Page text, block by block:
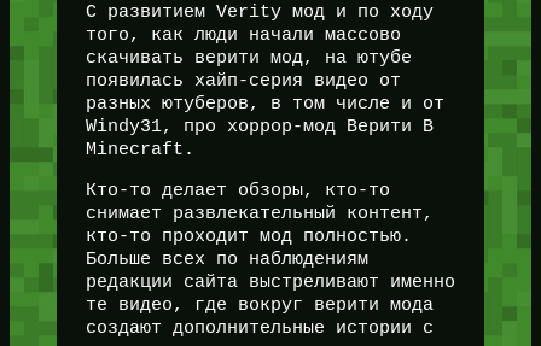
С развитием Verity мод и по ходу
того, как люди начали массово
скачивать верити мод, на ютубе
появилась хайп-серия видео от
разных ютуберов, в том числе и от
Windy31, про хоррор-мод Верити В
Minecraft.
Кто-то делает обзоры, кто-то
снимает развлекательный контент,
кто-то проходит мод полностью.
Больше всех по наблюдениям
редакции сайта выстреливают именно
те видео, где вокруг верити мода
создают дополнительные истории с